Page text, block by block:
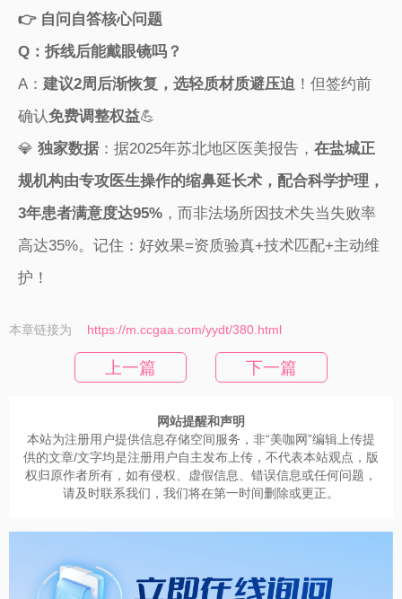
​👉 自问自答核心问题​
​Q：拆线后能戴眼镜吗？​
A：​ ​建议2周后渐恢复，选轻质材质避压迫​​！但签约前
确认​​免费调整权益​​💪
💎 ​ ​独家数据​​：据2025年苏北地区医美报告，​ ​在盐城正
规机构由专攻医生操作的缩鼻延长术，配合科学护理，
3年患者满意度达95%​​，而非法场所因技术失当失败率
高达35%。记住：好效果=资质验真+技术匹配+主动维
护！
本章链接为 https://m.ccgaa.com/yydt/380.html
上一篇 下一篇
网站提醒和声明
本站为注册用户提供信息存储空间服务，非“美咖网”编辑上传提
供的文章/文字均是注册用户自主发布上传，不代表本站观点，版
权归原作者所有，如有侵权、虚假信息、错误信息或任何问题，
请及时联系我们，我们将在第一时间删除或更正。